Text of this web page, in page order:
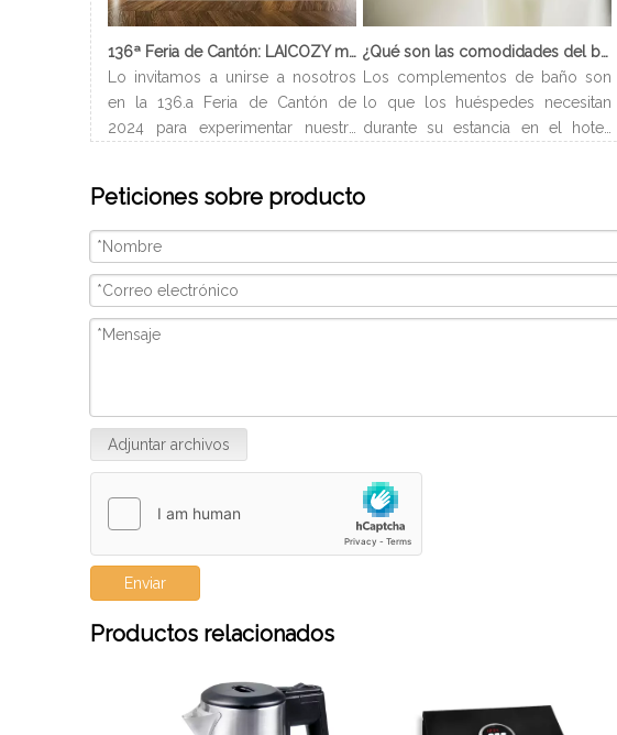
136ª Feria de Cantón: LAICOZY muestra el futuro de los muebles de hotel y los artículos de buffet
Lo invitamos a unirse a nosotros
en la 136.a Feria de Cantón de
2024 para experimentar nuestra
Esperamos conectarnos con
profesionales de la industria,
construir nuevas relaciones y
compartir nuestra pasión por la
artesanía de calidad y el diseño
innovador. Nosotros
¿Qué son las comodidades del baño?
Los complementos de baño son
lo que los huéspedes necesitan
durante su estancia en el hotel.
en el baño. Dependiendo del tipo
de habitación, los servicios de
incluir champú pequeño, loción
corporal, gel de ducha, etc. A
Peticiones sobre producto
Adjuntar archivos
Enviar
Productos relacionados